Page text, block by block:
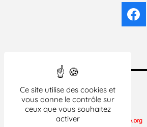
Ce site utilise des cookies et
vous donne le contrôle sur
ceux que vous souhaitez
activer